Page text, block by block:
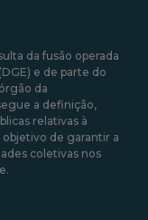
da fusão operada
e de parte do
da
a definição,
relativas à
de garantir a
coletivas nos